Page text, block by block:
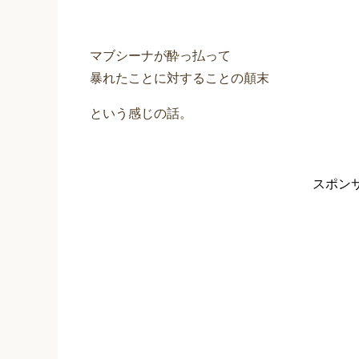
マブシーナが酔っ払って
暴れたことに対することの顛末
という感じの話。
スポン